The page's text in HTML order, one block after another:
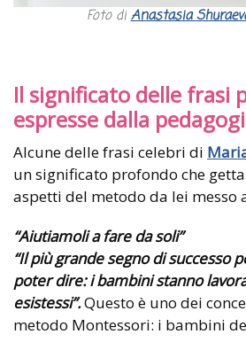
Foto diAnastasia
Il significato delle frasi
espresse dalla
Alcune delle frasi celebri di
un significato profondo che
aspetti del metodo da lei messo
“Aiutiamoli a fare da soli”
“Il più grande segno di successo
poter dire: i bambini stanno
esistessi”.Questo è uno dei
metodo Montessori: i bambini